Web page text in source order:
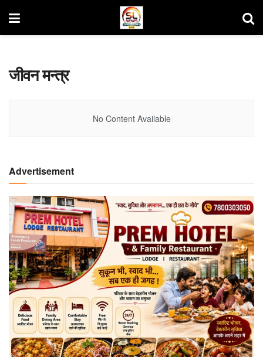
जीवन मन्त्र
No Content Available
Advertisement